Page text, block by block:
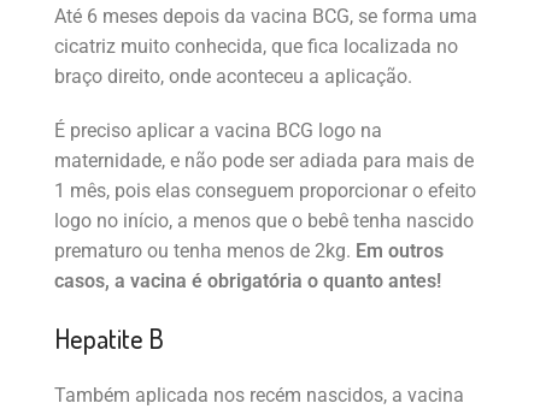
Até 6 meses depois da vacina BCG, se forma uma
cicatriz muito conhecida, que fica localizada no
braço direito, onde aconteceu a aplicação.
É preciso aplicar a vacina BCG logo na
maternidade, e não pode ser adiada para mais de
1 mês, pois elas conseguem proporcionar o efeito
logo no início, a menos que o bebê tenha nascido
prematuro ou tenha menos de 2kg. Em outros
casos, a vacina é obrigatória o quanto antes!
Hepatite B
Também aplicada nos recém nascidos, a vacina